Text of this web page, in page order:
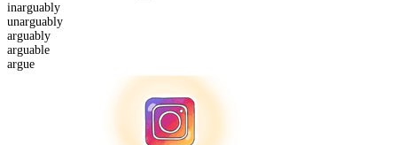
inarguably
unarguably
arguably
arguable
argue